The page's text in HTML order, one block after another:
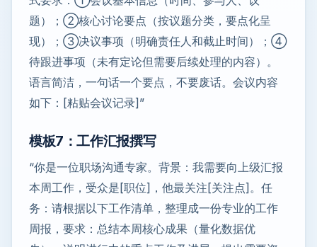
题）；②核心讨论要点（按议题分类，要点化呈
现）；③决议事项（明确责任人和截止时间）；④
待跟进事项（未有定论但需要后续处理的内容）。
语言简洁，一句话一个要点，不要废话。会议内容
如下：[粘贴会议记录]”
模板7：工作汇报撰写
“你是一位职场沟通专家。背景：我需要向上级汇报
本周工作，受众是[职位]，他最关注[关注点]。任
务：请根据以下工作清单，整理成一份专业的工作
周报，要求：总结本周核心成果（量化数据优